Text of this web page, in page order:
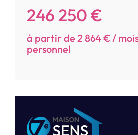
246 250 €
à partir de 2 864 € /
personnel